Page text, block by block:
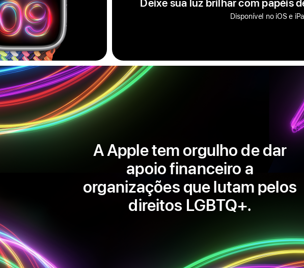
Deixe sua luz brilhar com papéis
Disponível no iOS e
A Apple tem orgulho de dar
apoio financeiro a
organizações que lutam pelos
direitos LGBTQ+.